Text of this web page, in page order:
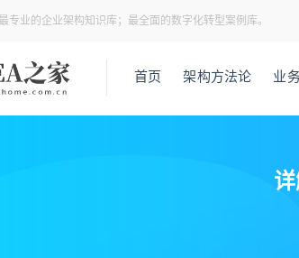
专业的企业架构知识库；最全面的数字化转型案例库。
首页 架构方法论 业